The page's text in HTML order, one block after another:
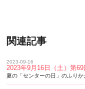
関連記事
2023-09-16
2023年9月16日（土）第
夏の「センターの日」のふり